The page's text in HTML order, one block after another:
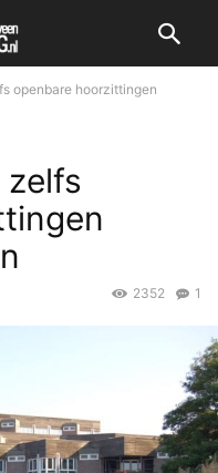
openbare hoorzittingen
zelfs
1
2352